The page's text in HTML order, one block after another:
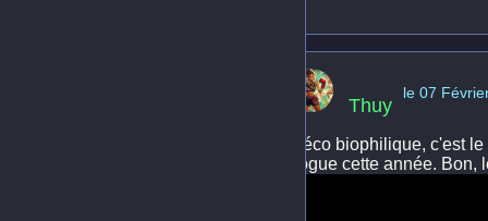
Thuy
le 07
Déco biophilique, c'est
vogue cette année.